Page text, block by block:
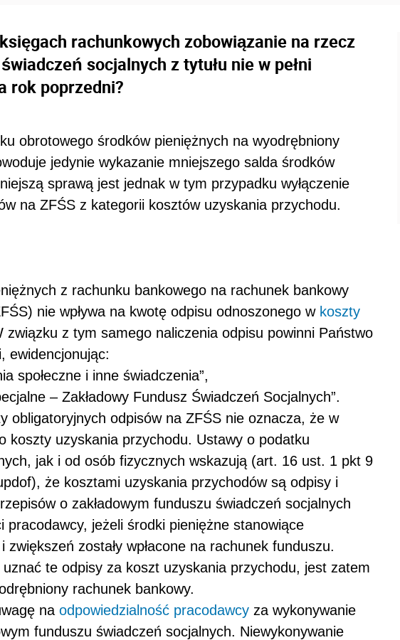
rachunkowych zobowiązanie na rzecz
socjalnych z tytułu nie w pełni
rok poprzedni?
obrotowego środków pieniężnych na wyodrębniony
jedynie wykazanie mniejszego salda środków
sprawą jest jednak w tym przypadku wyłączenie
na ZFŚS z kategorii kosztów uzyskania przychodu.
z rachunku bankowego na rachunek bankowy
nie wpływa na kwotę odpisu odnoszonego w koszty
związku z tym samego naliczenia odpisu powinni Państwo
ewidencjonując:
społeczne i inne świadczenia”,
– Zakładowy Fundusz Świadczeń Socjalnych”.
obligatoryjnych odpisów na ZFŚS nie oznacza, że w
koszty uzyskania przychodu. Ustawy o podatku
jak i od osób fizycznych wskazują (art. 16 ust. 1 pkt 9
że kosztami uzyskania przychodów są odpisy i
o zakładowym funduszu świadczeń socjalnych
pracodawcy, jeżeli środki pieniężne stanowiące
zostały wpłacone na rachunek funduszu.
te odpisy za koszt uzyskania przychodu, jest zatem
rachunek bankowy.
na odpowiedzialność pracodawcy za wykonywanie
funduszu świadczeń socjalnych. Niewykonywanie